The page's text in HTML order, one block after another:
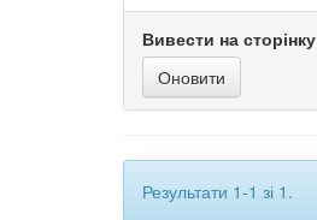
Вивести на сторінку
Результати 1-1 зі 1.